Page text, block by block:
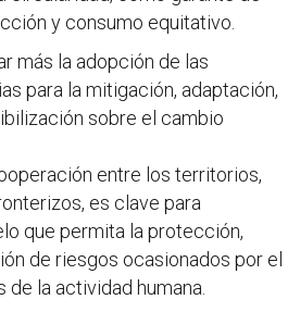
y consumo equitativo.
más la adopción de las
para la mitigación, adaptación,
sobre el cambio
entre los territorios,
es clave para
que permita la protección,
de riesgos ocasionados por el
la actividad humana.